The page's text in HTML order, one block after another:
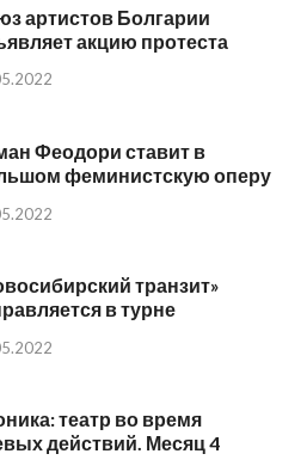
артистов Болгарии
акцию протеста
Феодори ставит в
феминистскую оперу
транзит»
в турне
театр во время
действий. Месяц 4